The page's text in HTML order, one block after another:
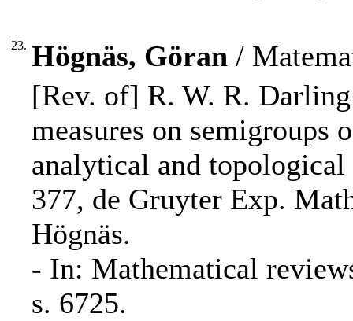
23. Högnäs, Göran /
[Rev. of] R. W. R.
measures on semigroups
analytical and
377, de Gruyter Exp.
Högnäs.
- In: Mathematical
s. 6725.